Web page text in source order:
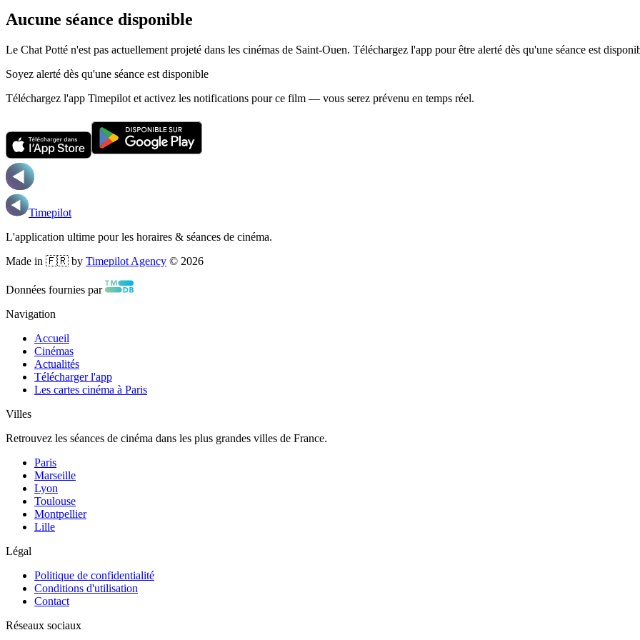
Aucune séance disponible
Le Chat Potté n'est pas actuellement projeté dans les cinémas de Saint-Ouen. Téléchargez l'app pour être alerté dès qu'une séance est
Soyez alerté dès qu'une séance est disponible
Téléchargez l'app Timepilot et activez les notifications pour ce film — vous serez prévenu en temps réel.
Timepilot
L'application ultime pour les horaires & séances de cinéma.
Made in 🇫🇷 by Timepilot Agency © 2026
Données fournies par
Navigation
Accueil
Cinémas
Actualités
Télécharger l'app
Les cartes cinéma à Paris
Villes
Retrouvez les séances de cinéma dans les plus grandes villes de France.
Paris
Marseille
Lyon
Toulouse
Montpellier
Lille
Légal
Politique de confidentialité
Conditions d'utilisation
Contact
Réseaux sociaux